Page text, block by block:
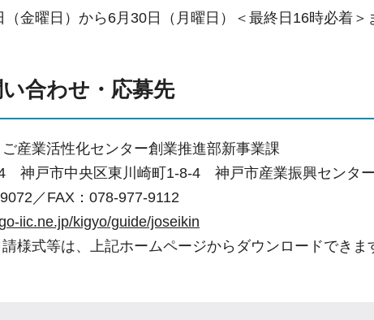
（金曜日）から6月30日（月曜日）＜最終日16時必着＞
合わせ・応募先
ご産業活性化センター創業推進部新事業課
神戸市中央区東川崎町1-8-4 神戸市産業振興センタ
／FAX：078-977-9112
iic.ne.jp/kigyo/guide/joseikin
請様式等は、上記ホームページからダウンロードできま